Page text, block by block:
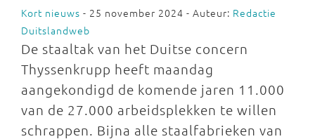
Kort nieuws - 25 november 2024 - Auteur: Redactie
Duitslandweb
De staaltak van het Duitse concern
Thyssenkrupp heeft maandag
aangekondigd de komende jaren 11.000
van de 27.000 arbeidsplekken te willen
schrappen. Bijna alle staalfabrieken van